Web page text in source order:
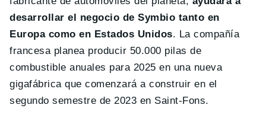
desarrollar el negocio de Symbio tanto en
Europa como en Estados Unidos. La compañía
francesa planea producir 50.000 pilas de
combustible anuales para 2025 en una nueva
gigafábrica que comenzará a construir en el
segundo semestre de 2023 en Saint-Fons.